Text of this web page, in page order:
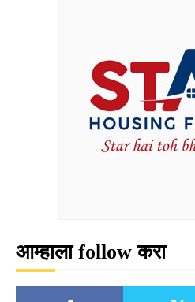
आम्हाला follow करा